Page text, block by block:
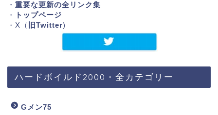
・ 重要な更新の全リンク集
・
トップページ
・X（ 旧Twitter)
ハードボイルド2000・全カテゴリー
Gメン75